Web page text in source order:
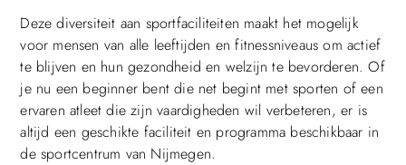
Deze diversiteit aan sportfaciliteiten maakt het mogelijk
voor mensen van alle leeftijden en fitnessniveaus om actief
te blijven en hun gezondheid en welzijn te bevorderen. Of
je nu een beginner bent die net begint met sporten of een
ervaren atleet die zijn vaardigheden wil verbeteren, er is
altijd een geschikte faciliteit en programma beschikbaar in
de sportcentrum van Nijmegen.